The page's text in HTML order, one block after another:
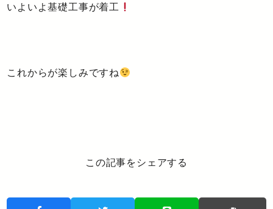
いよいよ基礎工事が着工
これからが楽しみですね
この記事をシェアする